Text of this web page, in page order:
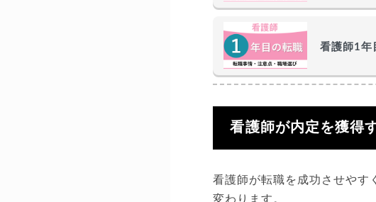
看護師1年
看護師が内定を獲得
看護師が転職を成功させやす
変わります。